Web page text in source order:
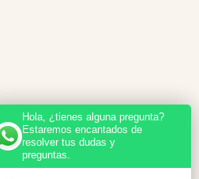
Hola, ¿tienes alguna pregunta?
Estaremos encantados de
resolver tus dudas y
preguntas.